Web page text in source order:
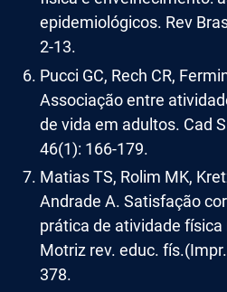
epidemiológicos. Rev
2-13.
Pucci GC, Rech CR,
Associação entre
de vida em adultos. Cad
46(1): 166-179.
Matias TS, Rolim MK,
Andrade A. Satisfação
prática de atividade
Motriz rev. educ.
378.